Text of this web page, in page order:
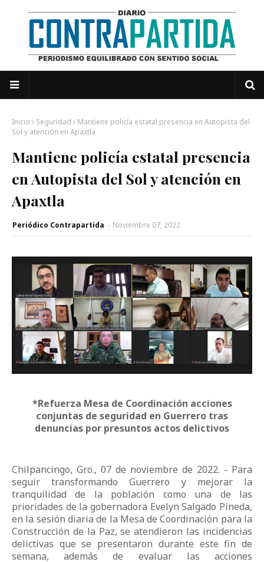
Inicio Seguridad
Mantiene policía estatal presencia en Autopista del
Sol y atención en Apaxtla
Mantiene policía estatal presencia
en Autopista del Sol y atención en
Apaxtla
Periódico Contrapartida - Noviembre 07, 2022
*Refuerza Mesa de Coordinación acciones
conjuntas de seguridad en Guerrero tras
denuncias por presuntos actos delictivos
Chilpancingo, Gro., 07 de noviembre de 2022. - Para
seguir transformando Guerrero y mejorar la
tranquilidad de la población como una de las
prioridades de la gobernadora Evelyn Salgado Pineda,
en la sesión diaria de la Mesa de Coordinación para la
Construcción de la Paz, se atendieron las incidencias
delictivas que se presentaron durante este fin de
semana, además de evaluar las acciones